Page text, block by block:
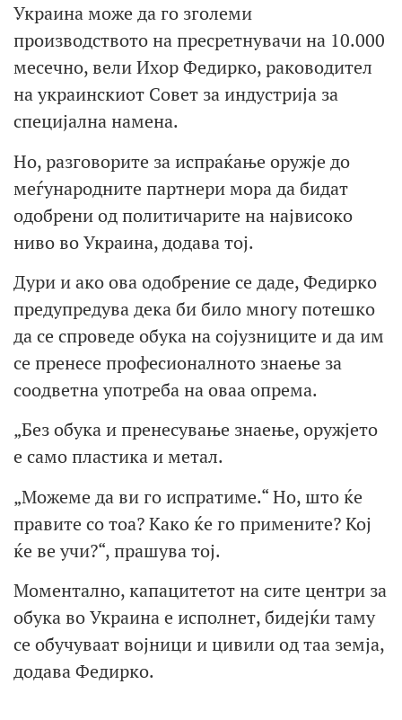
Украина може да го зголеми
производството на пресретнувачи на 10.000
месечно, вели Ихор Федирко, раководител
на украинскиот Совет за индустрија за
специјална намена.
Но, разговорите за испраќање оружје до
меѓународните партнери мора да бидат
одобрени од политичарите на највисоко
ниво во Украина, додава тој.
Дури и ако ова одобрение се даде, Федирко
предупредува дека би било многу потешко
да се спроведе обука на сојузниците и да им
се пренесе професионалното знаење за
соодветна употреба на оваа опрема.
„Без обука и пренесување знаење, оружјето
е само пластика и метал.
„Можеме да ви го испратиме.“ Но, што ќе
правите со тоа? Како ќе го примените? Кој
ќе ве учи?“, прашува тој.
Моментално, капацитетот на сите центри за
обука во Украина е исполнет, бидејќи таму
се обучуваат војници и цивили од таа земја,
додава Федирко.